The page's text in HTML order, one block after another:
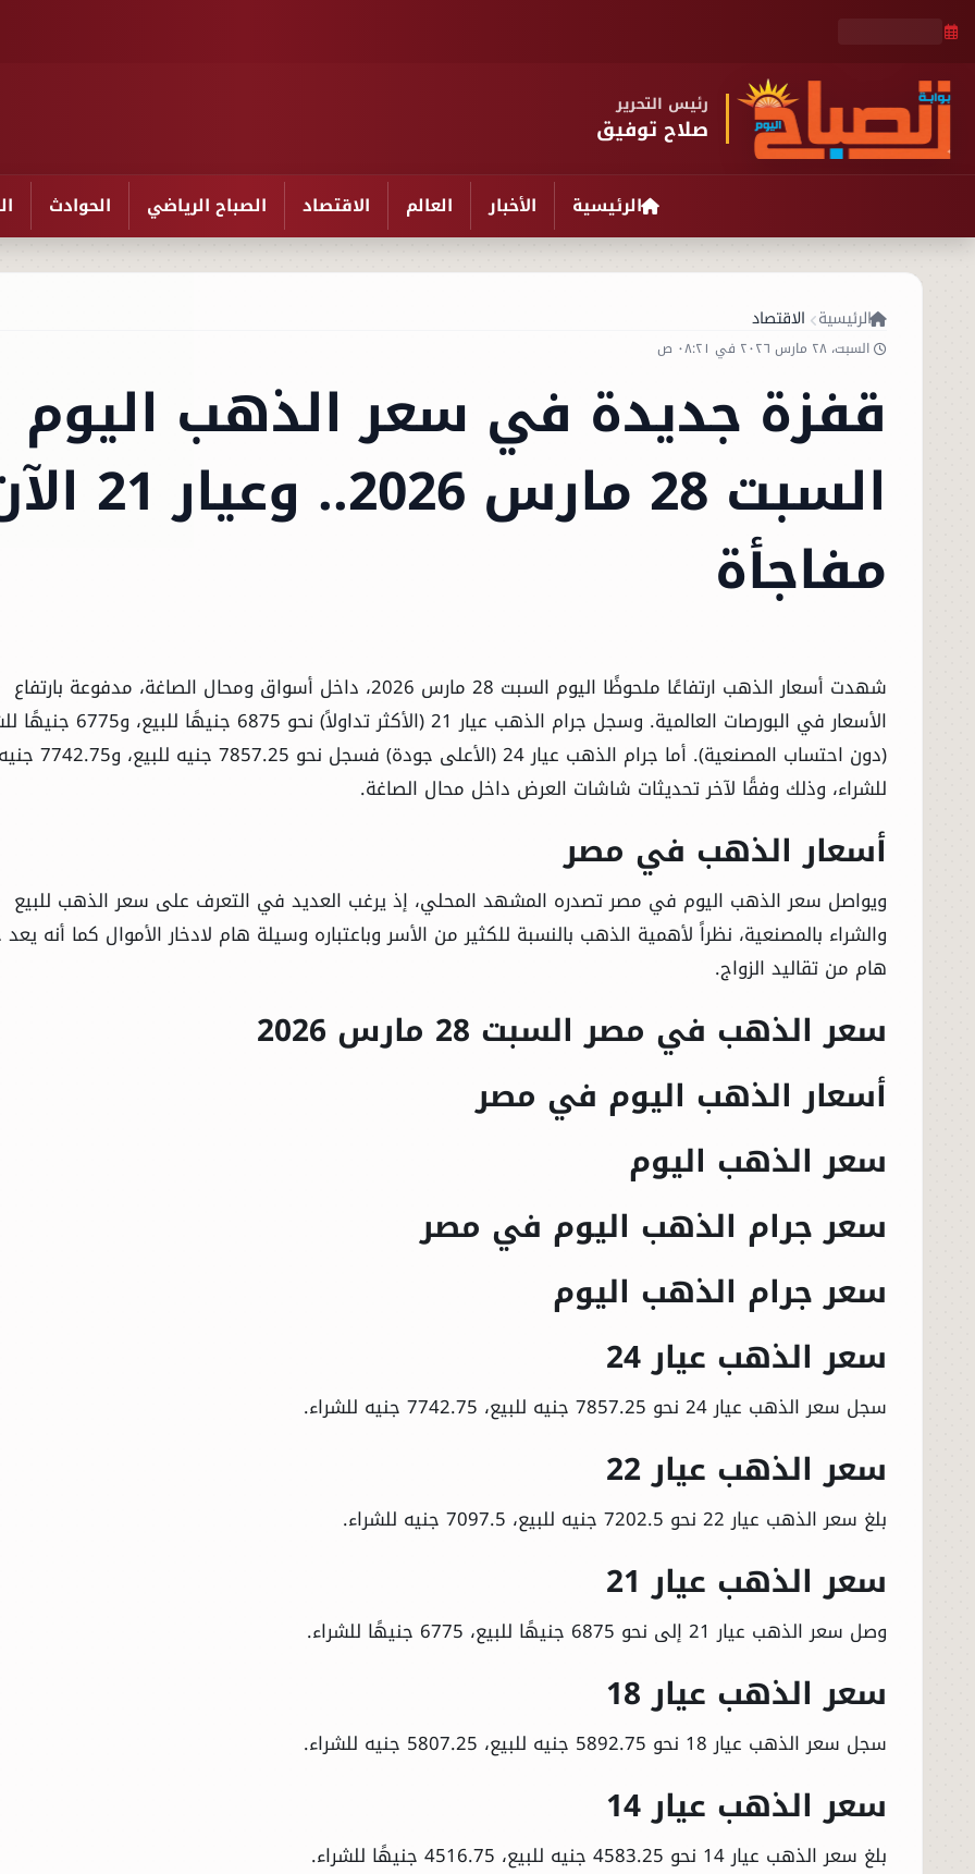
رئيس التحرير
صلاح توفيق
الرئيسية الأخبار العالم الاقتصاد الصباح الرياضي الحوادث
الرئيسية الاقتصاد
السبت، ٢٨ مارس ٢٠٢٦ في ٠٨:٢١ ص
قفزة جديدة في سعر الذهب اليوم
السبت 28 مارس 2026..
مفاجأة
شهدت أسعار الذهب ارتفاعًا ملحوظًا اليوم السبت 28 مارس 2026، داخل أسواق ومحال الصاغة، مدفوعة بارتفاع
الأسعار في البورصات العالمية. وسجل جرام الذهب عيار 21 (الأكثر
(دون احتساب المصنعية). أما جرام الذهب عيار 24 (الأعلى جودة) فسجل نحو 7857.25 جنيه للبيع، و7742.75 جنيه
للشراء، وذلك وفقًا لآخر تحديثات شاشات العرض داخل محال الصاغة.
أسعار الذهب في مصر
ويواصل سعر الذهب اليوم في مصر تصدره المشهد المحلي، إذ يرغب العديد في التعرف على سعر الذهب للبيع
والشراء بالمصنعية، نظراً لأهمية الذهب بالنسبة للكثير من الأسر وباعتباره وسيلة هام لادخار الأموال كما أنه يعد
هام من تقاليد الزواج.
سعر الذهب في مصر السبت 28 مارس 2026
أسعار الذهب اليوم في مصر
سعر الذهب اليوم
سعر جرام الذهب اليوم في مصر
سعر جرام الذهب اليوم
سعر الذهب عيار 24
سجل سعر الذهب عيار 24 نحو 7857.25 جنيه للبيع، 7742.75 جنيه للشراء.
سعر الذهب عيار 22
بلغ سعر الذهب عيار 22 نحو 7202.5 جنيه للبيع، 7097.5 جنيه للشراء.
سعر الذهب عيار 21
وصل سعر الذهب عيار 21 إلى نحو 6875 جنيهًا للبيع، 6775 جنيهًا للشراء.
سعر الذهب عيار 18
سجل سعر الذهب عيار 18 نحو 5892.75 جنيه للبيع، 5807.25 جنيه للشراء.
سعر الذهب عيار 14
بلغ سعر الذهب عيار 14 نحو 4583.25 جنيه للبيع، 4516.75 جنيهًا للشراء.